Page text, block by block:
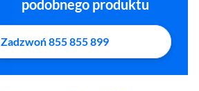
podobnego produktu
Zadzwoń 855 855 899